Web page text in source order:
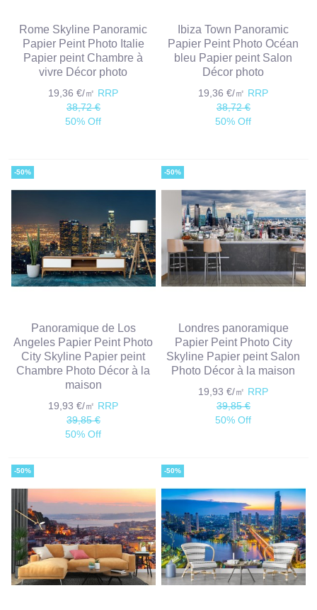
Rome Skyline Panoramic
Papier Peint Photo Italie
Papier peint Chambre à
vivre Décor photo
19,36 €/㎡ RRP
38,72 €
50% Off
Ibiza Town Panoramic
Papier Peint Photo Océan
bleu Papier peint Salon
Décor photo
19,36 €/㎡ RRP
38,72 €
50% Off
-50%
Panoramique de Los
Angeles Papier Peint Photo
City Skyline Papier peint
Chambre Photo Décor à la
maison
19,93 €/㎡ RRP
39,85 €
50% Off
-50%
Londres panoramique
Papier Peint Photo City
Skyline Papier peint Salon
Photo Décor à la maison
19,93 €/㎡ RRP
39,85 €
50% Off
-50% -50%